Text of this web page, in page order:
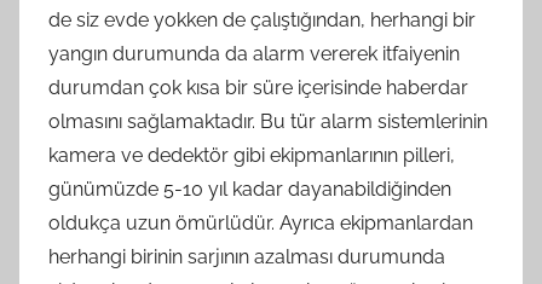
de siz evde yokken de çalıştığından, herhangi bir
yangın durumunda da alarm vererek itfaiyenin
durumdan çok kısa bir süre içerisinde haberdar
olmasını sağlamaktadır. Bu tür alarm sistemlerinin
kamera ve dedektör gibi ekipmanlarının pilleri,
günümüzde 5-10 yıl kadar dayanabildiğinden
oldukça uzun ömürlüdür. Ayrıca ekipmanlardan
herhangi birinin sarjının azalması durumunda